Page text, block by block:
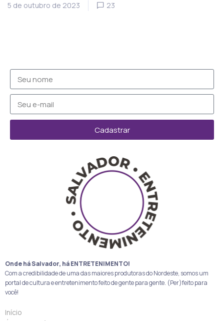
5 de outubro de 2023 23
Cadastrar
Onde há Salvador, há ENTRETENIMENTO!
Com a credibilidade de uma das maiores produtoras do Nordeste, somos um
portal de cultura e entretenimento feito de gente para gente. (Per)feito para
você!
Início